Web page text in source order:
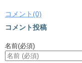
コメント(0)
コメント投稿
名前(必須)